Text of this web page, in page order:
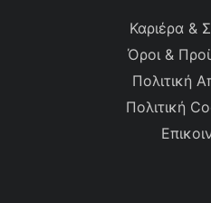
Καριέρα &
Όροι &
Πολιτική
Πολιτική